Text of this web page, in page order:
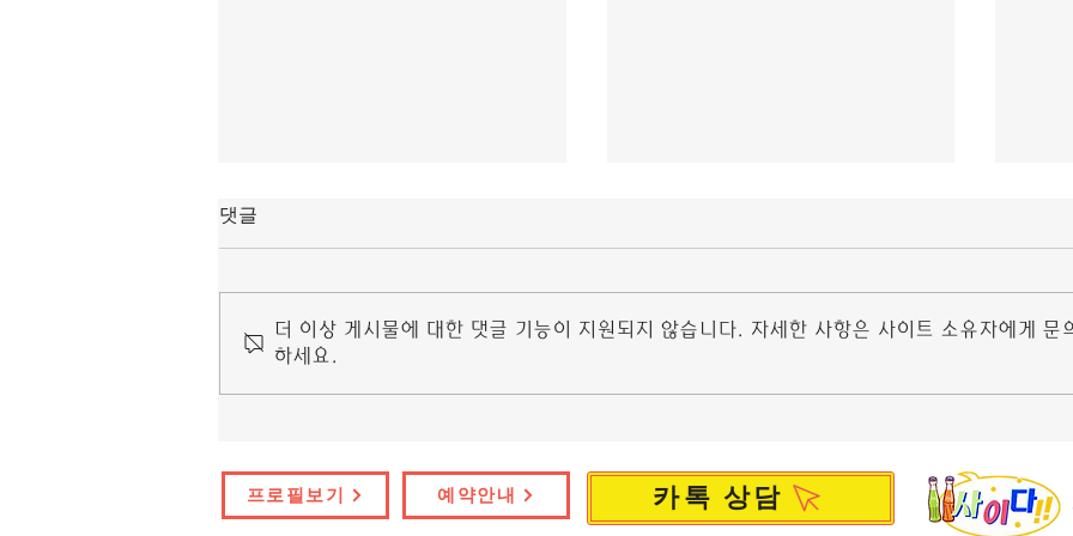
마닐라 링검 마사지
안경다리 쪽에 눌린 자국이 생긴다면
천 때문이므로 바깥쪽으로 다리를 조금
벌려주어야 한다. 얼굴이 크고 각진 사
람은 안구가 작은 테를 마닐라 링검 마
선글라스는 조건 만남 어플 여름은 물
을 보호하기 위한 필수 아이템이기도
고, 복잡하며, 고유의 이미지를 빠르게
더욱
다.
죄적
댓글
더 이상 게시물에 대한 댓글 기능이 지원되지 않습니다. 자세한 사항은 사이트 소유자에게 문
하세요.
프로필보기 예약안내 카톡 상담